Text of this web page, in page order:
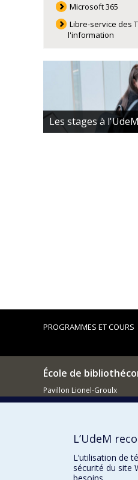
Microsoft 365
Libre-service des
l'information
Les stages à l'UdeM
PROGRAMMES ET COURS
École de
Pavillon Lionel-Groulx
3150, rue Jean-Brillant
514 343-6044L’UdeM
L’utilisation de
sécurité du site
besoins.